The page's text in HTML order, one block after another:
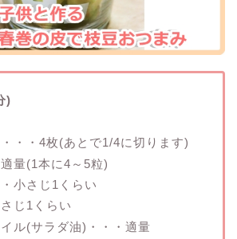
)
・・4枚(あとで1/4に切ります)
量(1本に4～5粒)
小さじ1くらい
じ1くらい
ル(サラダ油)・・・適量